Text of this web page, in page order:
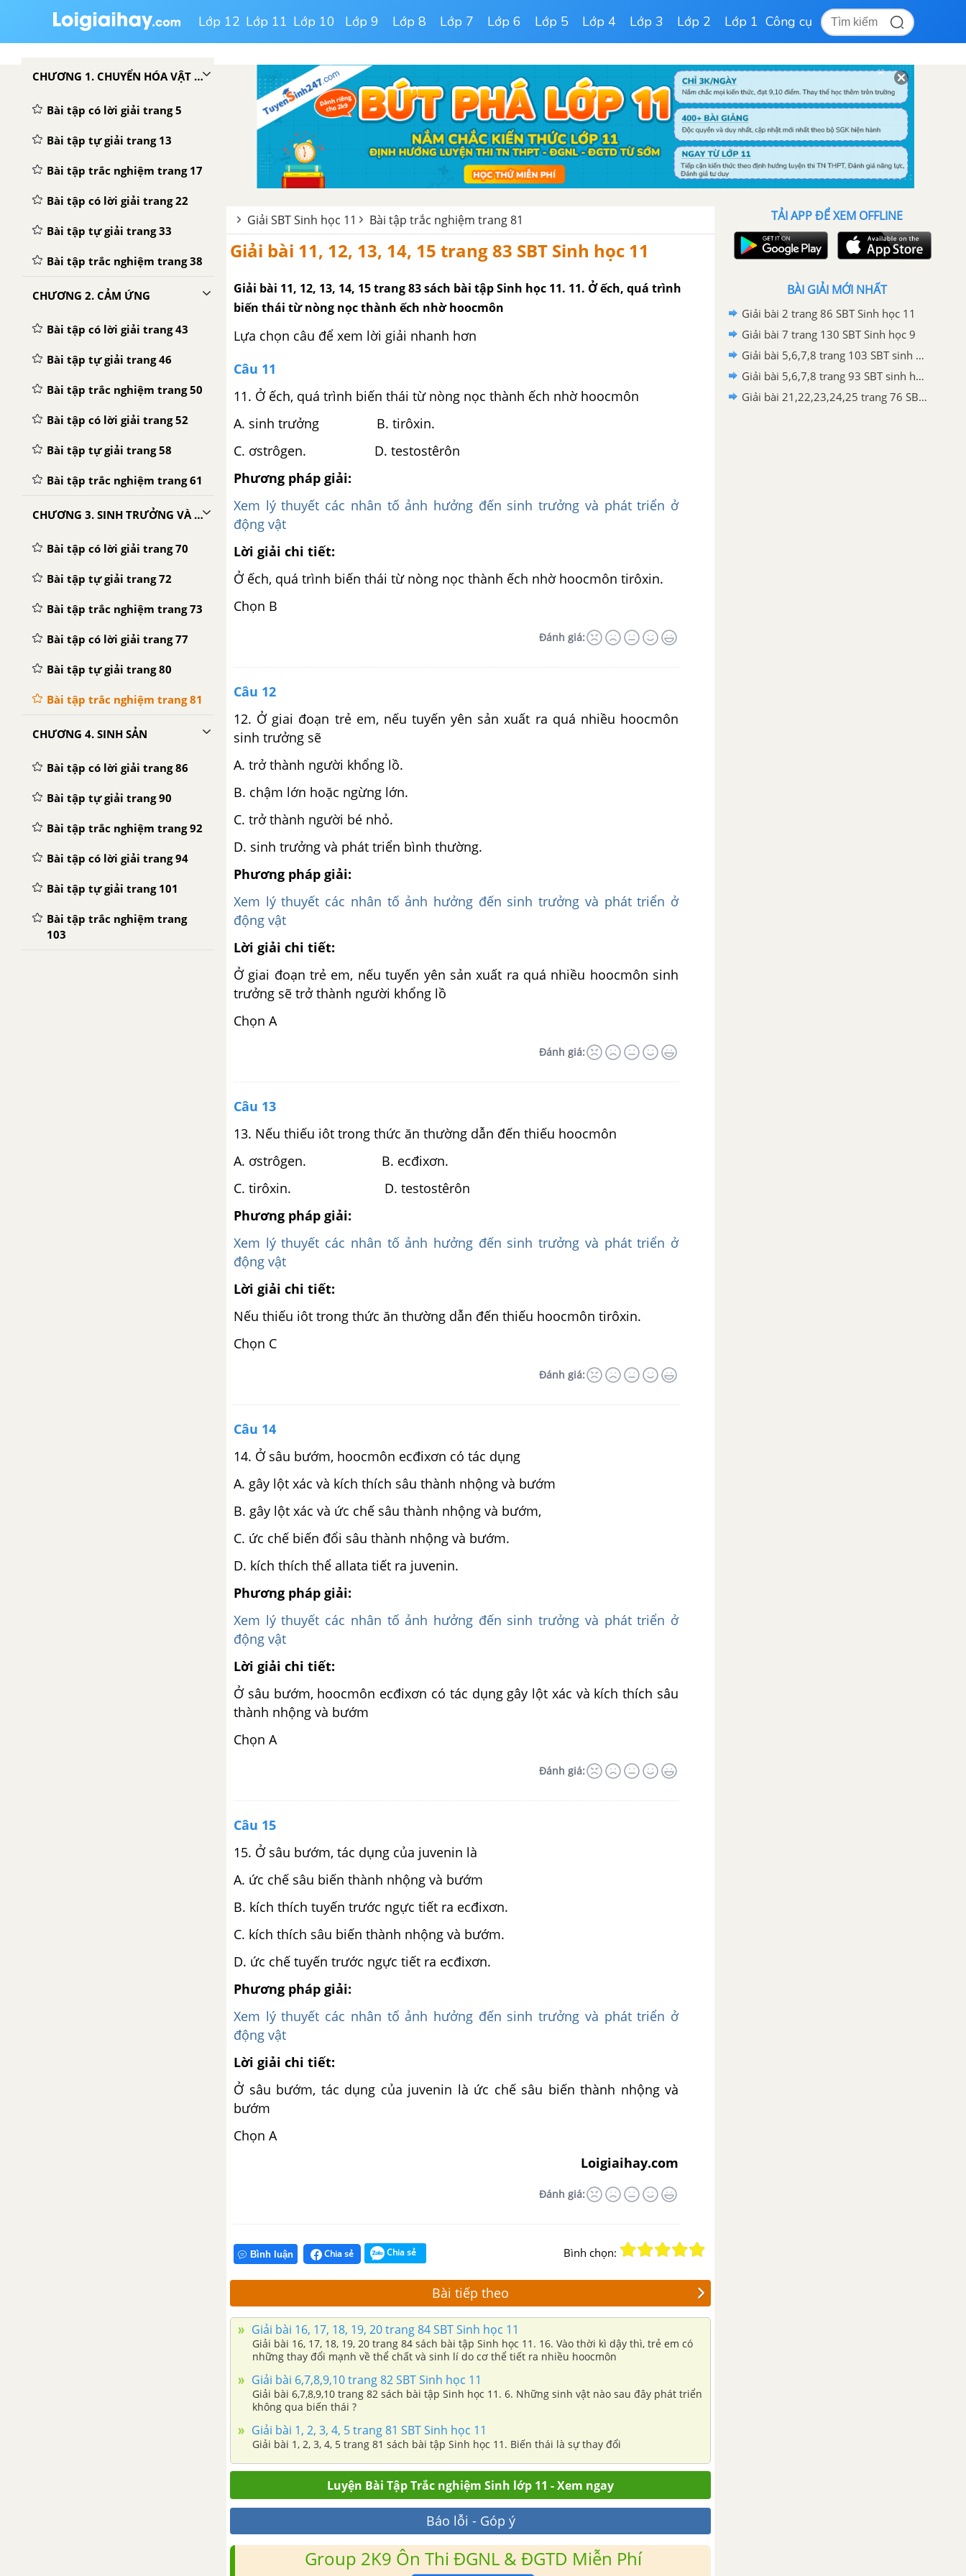
Lớp 12 Lớp 11 Lớp 10 Lớp 9 Lớp 8 Lớp 7 Lớp 6 Lớp 5 Lớp 4 Lớp 3 Lớp 2 Lớp 1 Công cụ
CHƯƠNG 1. CHUYỂN HÓA VẬT CHẤT VÀ NĂNG LƯỢNG
Bài tập có lời giải trang 5
Bài tập tự giải trang 13
Bài tập trắc nghiệm trang 17
Bài tập có lời giải trang 22
Bài tập tự giải trang 33
Bài tập trắc nghiệm trang 38
CHƯƠNG 2. CẢM ỨNG
Bài tập có lời giải trang 43
Bài tập tự giải trang 46
Bài tập trắc nghiệm trang 50
Bài tập có lời giải trang 52
Bài tập tự giải trang 58
Bài tập trắc nghiệm trang 61
CHƯƠNG 3. SINH TRƯỞNG VÀ PHÁT TRIỂN
Bài tập có lời giải trang 70
Bài tập tự giải trang 72
Bài tập trắc nghiệm trang 73
Bài tập có lời giải trang 77
Bài tập tự giải trang 80
Bài tập trắc nghiệm trang 81
CHƯƠNG 4. SINH SẢN
Bài tập có lời giải trang 86
Bài tập tự giải trang 90
Bài tập trắc nghiệm trang 92
Bài tập có lời giải trang 94
Bài tập tự giải trang 101
Bài tập trắc nghiệm trang
103
Giải SBT Sinh học 11 Bài tập trắc nghiệm trang 81
Giải bài 11, 12, 13, 14, 15 trang 83 SBT Sinh học 11
Giải bài 11, 12, 13, 14, 15 trang 83 sách bài tập Sinh học 11. 11. Ở ếch, quá trình
biến thái từ nòng nọc thành ếch nhờ hoocmôn
Lựa chọn câu để xem lời giải nhanh hơn
Câu 11
11. Ở ếch, quá trình biến thái từ nòng nọc thành ếch nhờ hoocmôn
A. sinh trưởng B. tirôxin.
C. ơstrôgen. D. testostêrôn
Phương pháp giải:
Xem lý thuyết các nhân tố ảnh hưởng đến sinh trưởng và phát triển ở
động vật
Lời giải chi tiết:
Ở ếch, quá trình biến thái từ nòng nọc thành ếch nhờ hoocmôn tirôxin.
Chọn B
Đánh giá:
Câu 12
12. Ở giai đoạn trẻ em, nếu tuyến yên sản xuất ra quá nhiều hoocmôn
sinh trưởng sẽ
A. trở thành người khổng lồ.
B. chậm lớn hoặc ngừng lớn.
C. trở thành người bé nhỏ.
D. sinh trưởng và phát triển bình thường.
Phương pháp giải:
Xem lý thuyết các nhân tố ảnh hưởng đến sinh trưởng và phát triển ở
động vật
Lời giải chi tiết:
Ở giai đoạn trẻ em, nếu tuyến yên sản xuất ra quá nhiều hoocmôn sinh
trưởng sẽ trở thành người khổng lồ
Chọn A
Đánh giá:
Câu 13
13. Nếu thiếu iôt trong thức ăn thường dẫn đến thiếu hoocmôn
A. ơstrôgen. B. ecđixơn.
C. tirôxin. D. testostêrôn
Phương pháp giải:
Xem lý thuyết các nhân tố ảnh hưởng đến sinh trưởng và phát triển ở
động vật
Lời giải chi tiết:
Nếu thiếu iôt trong thức ăn thường dẫn đến thiếu hoocmôn tirôxin.
Chọn C
Đánh giá:
Câu 14
14. Ở sâu bướm, hoocmôn ecđixơn có tác dụng
A. gây lột xác và kích thích sâu thành nhộng và bướm
B. gây lột xác và ức chế sâu thành nhộng và bướm,
C. ức chế biến đổi sâu thành nhộng và bướm.
D. kích thích thể allata tiết ra juvenin.
Phương pháp giải:
Xem lý thuyết các nhân tố ảnh hưởng đến sinh trưởng và phát triển ở
động vật
Lời giải chi tiết:
Ở sâu bướm, hoocmôn ecđixơn có tác dụng gây lột xác và kích thích sâu
thành nhộng và bướm
Chọn A
Đánh giá:
Câu 15
15. Ở sâu bướm, tác dụng của juvenin là
A. ức chế sâu biến thành nhộng và bướm
B. kích thích tuyến trước ngực tiết ra ecđixơn.
C. kích thích sâu biến thành nhộng và bướm.
D. ức chế tuyến trước ngực tiết ra ecđixơn.
Phương pháp giải:
Xem lý thuyết các nhân tố ảnh hưởng đến sinh trưởng và phát triển ở
động vật
Lời giải chi tiết:
Ở sâu bướm, tác dụng của juvenin là ức chế sâu biến thành nhộng và
bướm
Chọn A
Loigiaihay.com
Đánh giá:
Bình luận Chia sẻ Chia sẻ Bình chọn:
Bài tiếp theo
Giải bài 16, 17, 18, 19, 20 trang 84 SBT Sinh học 11
Giải bài 16, 17, 18, 19, 20 trang 84 sách bài tập Sinh học 11. 16. Vào thời kì dậy thì, trẻ em có
những thay đổi mạnh về thể chất và sinh lí do cơ thể tiết ra nhiều hoocmôn
Giải bài 6,7,8,9,10 trang 82 SBT Sinh học 11
Giải bài 6,7,8,9,10 trang 82 sách bài tập Sinh học 11. 6. Những sinh vật nào sau đây phát triển
không qua biến thái ?
Giải bài 1, 2, 3, 4, 5 trang 81 SBT Sinh học 11
Giải bài 1, 2, 3, 4, 5 trang 81 sách bài tập Sinh học 11. Biến thái là sự thay đổi
Luyện Bài Tập Trắc nghiệm Sinh lớp 11 - Xem ngay
Báo lỗi - Góp ý
Group 2K9 Ôn Thi ĐGNL & ĐGTD Miễn Phí
TẢI APP ĐỂ XEM OFFLINE
BÀI GIẢI MỚI NHẤT
Giải bài 2 trang 86 SBT Sinh học 11
Giải bài 7 trang 130 SBT Sinh học 9
Giải bài 5,6,7,8 trang 103 SBT sinh học 11
Giải bài 5,6,7,8 trang 93 SBT sinh học 11
Giải bài 21,22,23,24,25 trang 76 SBT Sinh học 11